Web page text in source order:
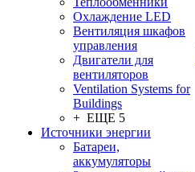
Охлаждение LED
Вентиляция шкафов
управления
Двигатели для
вентиляторов
Ventilation Systems for
Buildings
+ ЕЩЕ 5
Источники энергии
Батареи,
аккумуляторы